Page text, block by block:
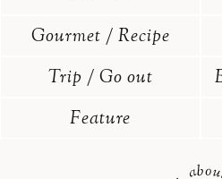
Gourmet / Recipe
Trip / Go out
Feature